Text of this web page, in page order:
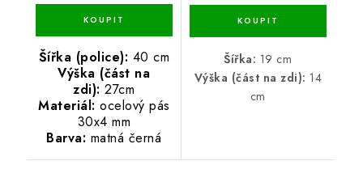
Šířka (police): 40 cm
Výška (část na
zdi): 27cm
Materiál: ocelový pás
30x4 mm
Barva: matná černá
Šířka: 19 cm
Výška (část na zdi): 14
cm